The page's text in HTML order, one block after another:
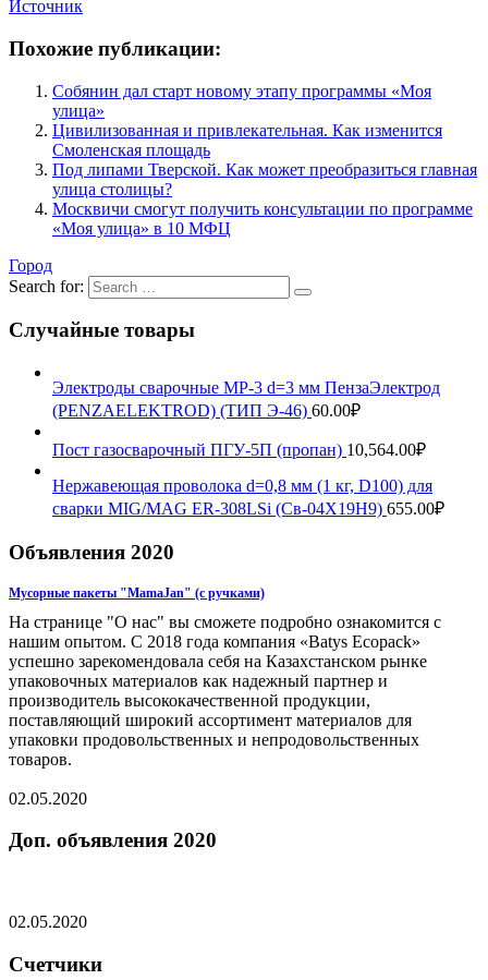
Источник
Похожие публикации:
Собянин дал старт новому этапу программы «Моя
улица»
Цивилизованная и привлекательная. Как изменится
Смоленская площадь
Под липами Тверской. Как может преобразиться главная
улица столицы?
Москвичи смогут получить консультации по программе
«Моя улица» в 10 МФЦ
Город
Search for:
Случайные товары
Электроды сварочные МР-3 d=3 мм ПензаЭлектрод
(PENZAELEKTROD) (ТИП Э-46) 60.00₽
Пост газосварочный ПГУ-5П (пропан) 10,564.00₽
Нержавеющая проволока d=0,8 мм (1 кг, D100) для
сварки MIG/MAG ER-308LSi (Св-04Х19Н9) 655.00₽
Объявления 2020
Мусорные пакеты "MamaJan" (с ручками)
На странице "О нас" вы сможете подробно ознакомится с
нашим опытом. C 2018 года компания «Batys Ecopack»
успешно зарекомендовала себя на Казахстанском рынке
упаковочных материалов как надежный партнер и
производитель высококачественной продукции,
поставляющий широкий ассортимент материалов для
упаковки продовольственных и непродовольственных
товаров.
02.05.2020
Доп. объявления 2020
02.05.2020
Счетчики